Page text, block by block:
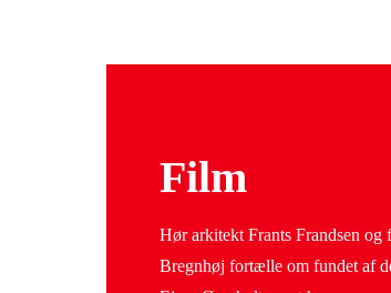
Film
Hør arkitekt Frants Frandsen
Bregnhøj fortælle om fundet af